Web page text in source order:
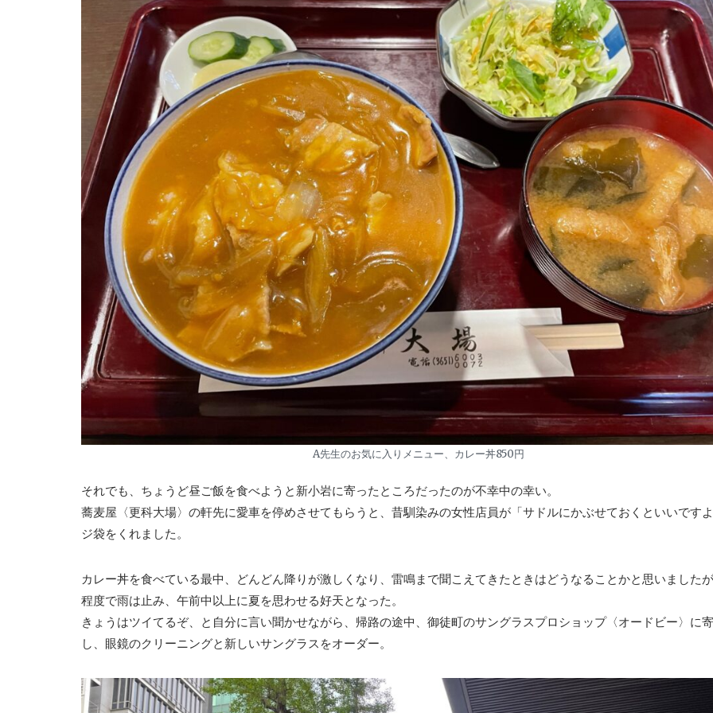
A先生のお気に入りメニュー、カレー丼850円
それでも、ちょうど昼ご飯を食べようと新小岩に寄ったところだったのが不幸中の幸い。
蕎麦屋〈更科大場〉の軒先に愛車を停めさせてもらうと、昔馴染みの女性店員が「サドルにかぶせておくといいです
ジ袋をくれました。
カレー丼を食べている最中、どんどん降りが激しくなり、雷鳴まで聞こえてきたときはどうなることかと思いました
程度で雨は止み、午前中以上に夏を思わせる好天となった。
きょうはツイてるぞ、と自分に言い聞かせながら、帰路の途中、御徒町のサングラスプロショップ〈オードビー〉に
し、眼鏡のクリーニングと新しいサングラスをオーダー。